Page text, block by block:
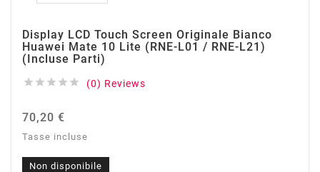
Display LCD Touch Screen Originale Bianco
Huawei Mate 10 Lite (RNE-L01 / RNE-L21)
(incluse Parti)
     (0) Reviews
70,20 €
Tasse incluse
Non disponibile